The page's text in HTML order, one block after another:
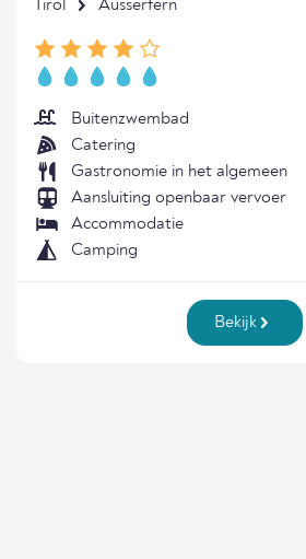
Tirol Ausserfern
Buitenzwembad
Catering
Gastronomie in het algemeen
Aansluiting openbaar vervoer
Accommodatie
Camping
Bekijk